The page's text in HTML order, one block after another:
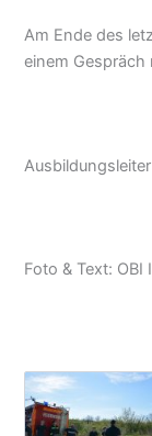
Am Ende des
einem
Foto & Text: